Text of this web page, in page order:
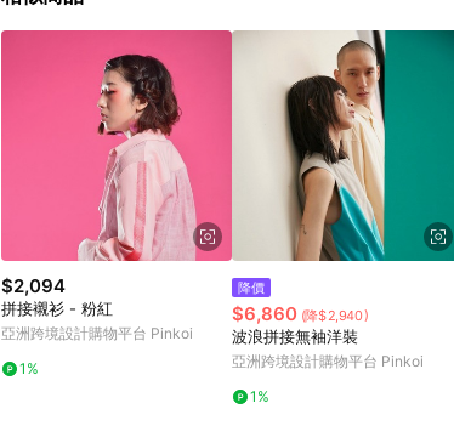
$2,094
拼接襯衫 - 粉紅
亞洲跨境設計購物平台 Pinkoi
1%
降價
$6,860 (降$2,940)
波浪拼接無袖洋裝
亞洲跨境設計購物平台 Pinkoi
1%